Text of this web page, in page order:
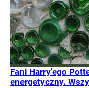
Fani Harry’ego
energetyczny.